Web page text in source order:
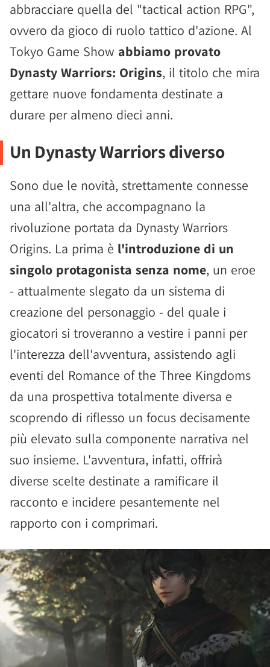
abbracciare quella del "tactical action RPG",
ovvero da gioco di ruolo tattico d'azione. Al
Tokyo Game Show abbiamo provato
Dynasty Warriors: Origins, il titolo che mira
gettare nuove fondamenta destinate a
durare per almeno dieci anni.
Un Dynasty Warriors diverso
Sono due le novità, strettamente connesse
una all'altra, che accompagnano la
rivoluzione portata da Dynasty Warriors
Origins. La prima è l'introduzione di un
singolo protagonista senza nome, un eroe
- attualmente slegato da un sistema di
creazione del personaggio - del quale i
giocatori si troveranno a vestire i panni per
l'interezza dell'avventura, assistendo agli
eventi del Romance of the Three Kingdoms
da una prospettiva totalmente diversa e
scoprendo di riflesso un focus decisamente
più elevato sulla componente narrativa nel
suo insieme. L'avventura, infatti, offrirà
diverse scelte destinate a ramificare il
racconto e incidere pesantemente nel
rapporto con i comprimari.